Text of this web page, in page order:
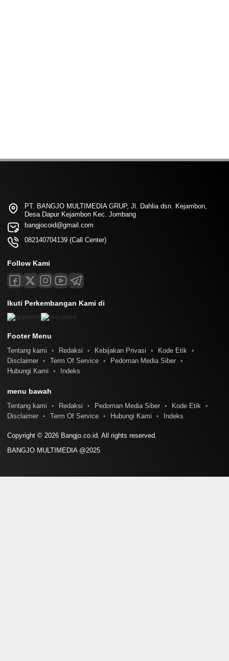
PT. BANGJO MULTIMEDIA GRUP, Jl. Dahlia dsn. Kejambon,
Desa Dapur Kejambon Kec. Jombang
bangjocoid@gmail.com
082140704139 (Call Center)
Follow Kami
Ikuti Perkembangan Kami di
Footer Menu
Tentang kami Redaksi Kebijakan Privasi
Kode Etik
Disclaimer
Term Of Service
Pedoman Media Siber
Hubungi Kami
Indeks
menu bawah
Tentang kami Redaksi Pedoman Media Siber
Kode Etik
Disclaimer
Term Of Service Hubungi Kami Indeks
Copyright © 2026 Bangjo.co.id. All rights reserved.
BANGJO MULTIMEDIA @2025